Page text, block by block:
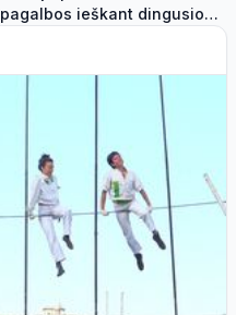
pagalbos ieškant dingusio